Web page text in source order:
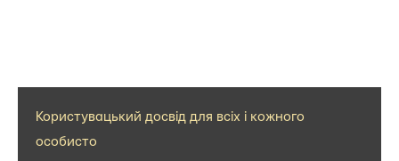
Користувацький досвід для всіх і кожного
особисто